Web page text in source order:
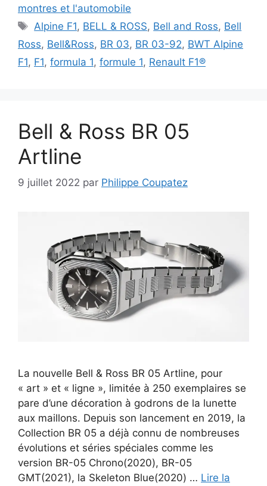
montres et l'automobile
Étiquettes
Alpine F1, BELL & ROSS, Bell and Ross, Bell
Ross, Bell&Ross, BR 03, BR 03-92, BWT Alpine
F1, F1, formula 1, formule 1, Renault F1®
Bell & Ross BR 05
Artline
9 juillet 2022 par Philippe Coupatez
La nouvelle Bell & Ross BR 05 Artline, pour
« art » et « ligne », limitée à 250 exemplaires se
pare d’une décoration à godrons de la lunette
aux maillons. Depuis son lancement en 2019, la
Collection BR 05 a déjà connu de nombreuses
évolutions et séries spéciales comme les
version BR-05 Chrono(2020), BR-05
GMT(2021), la Skeleton Blue(2020) … Lire la